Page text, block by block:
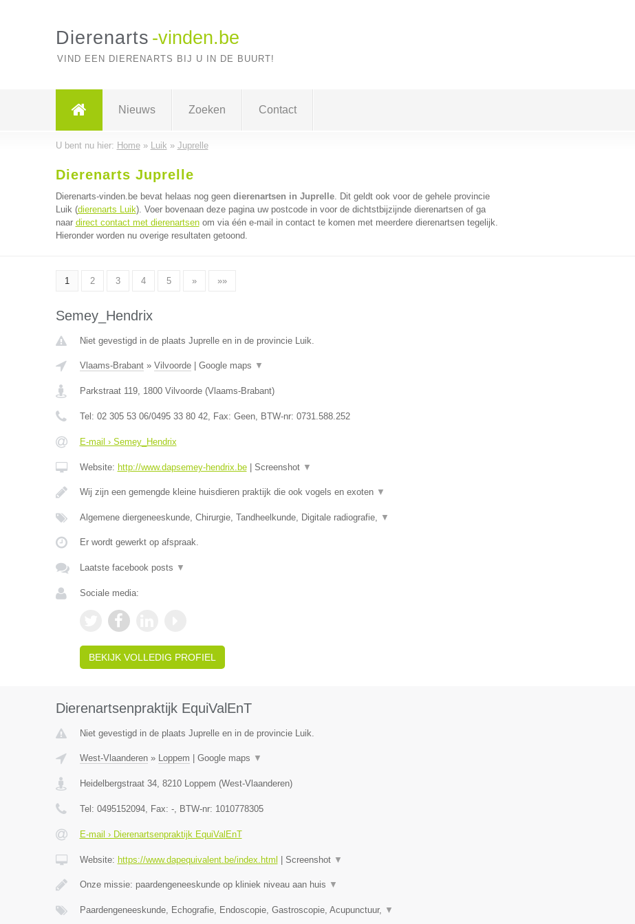
Dierenarts -vinden.be
VIND EEN DIERENARTS BIJ U IN DE BUURT!
Nieuws Zoeken Contact
U bent nu hier: Home» Luik » Juprelle
Dierenarts Juprelle
Dierenarts-vinden.be bevat helaas nog geen dierenartsen in Juprelle. Dit geldt ook voor de gehele provincie
Luik (dierenarts Luik). Voer bovenaan deze pagina uw postcode in voor de dichtstbijzijnde dierenartsen of ga
naar direct contact met dierenartsenom via één e-mail in contact te komen met meerdere dierenartsen tegelijk.
Hieronder worden nu overige resultaten getoond.
1 2 3 4 5 » »»
Semey_Hendrix
Niet gevestigd in de plaats Juprelle en in de provincie Luik.
Vlaams-Brabant» Vilvoorde| Google maps ▼
Parkstraat 119, 1800 Vilvoorde(Vlaams-Brabant)
Tel: 02 305 53 06/0495 33 80 42, Fax: Geen, BTW-nr: 0731.588.252
E-mail › Semey_Hendrix
Website: http://www.dapsemey-hendrix.be| Screenshot ▼
Wij zijn een gemengde kleine huisdieren praktijk die ook vogels en exoten ▼
Algemene diergeneeskunde, Chirurgie, Tandheelkunde, Digitale radiografie, ▼
Er wordt gewerkt op afspraak.
Laatste facebook posts ▼
Sociale media:
BEKIJK VOLLEDIG PROFIEL
Dierenartsenpraktijk EquiValEnT
Niet gevestigd in de plaats Juprelle en in de provincie Luik.
West-Vlaanderen» Loppem Google maps ▼
Heidelbergstraat 34, 8210 Loppem (West-Vlaanderen)
Tel: 0495152094, Fax: -, BTW-nr: 1010778305
E-mail › Dierenartsenpraktijk EquiValEnT
Website: https://www.dapequivalent.be/index.html Screenshot ▼
Onze missie: paardengeneeskunde op kliniek niveau aan huis ▼
Paardengeneeskunde, Echografie, Endoscopie, Gastroscopie, Acupunctuur, ▼